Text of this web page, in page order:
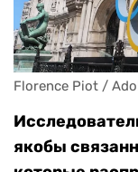
Florence Piot /
якобы